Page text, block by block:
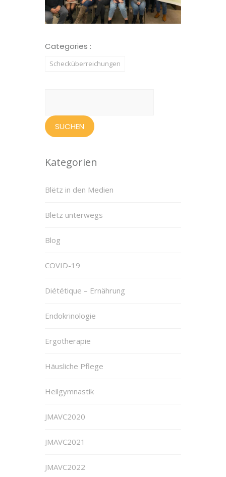
Categories :
Schecküberreichungen
Kategorien
Blëtz in den Medien
Blëtz unterwegs
Blog
COVID-19
Diététique – Ernährung
Endokrinologie
Ergotherapie
Häusliche Pflege
Heilgymnastik
JMAVC2020
JMAVC2021
JMAVC2022